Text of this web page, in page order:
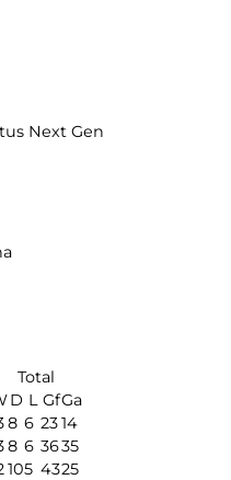
Next Gen
Total
D L GfGa
8 6 2314
8 6 3635
105 4325